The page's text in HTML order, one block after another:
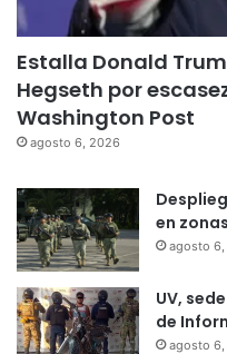
Estalla Donald
Hegseth por
Washington Post
agosto 6, 2026
en
agosto
UV,
de
agosto